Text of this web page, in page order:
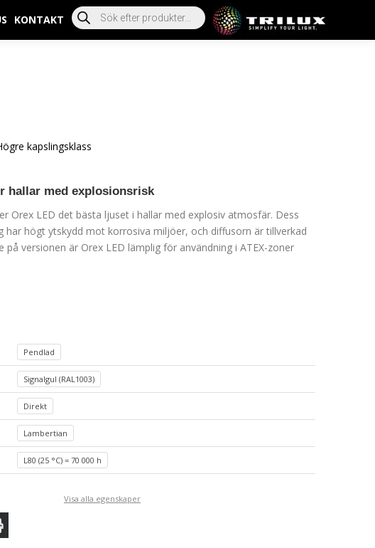
KONTAKT
kapslingsklass
hallar med explosionsrisk
Orex LED det bästa ljuset i hallar med explosiv atmosfär. Dess
har högt ytskydd mot korrosiva miljöer, och diffusorn är tillverkad
på versionen är Orex LED lämplig för användning i ATEX-zoner
Pendlad
Signalgul (RAL1003)
Direkt
Lambertian
L80 (25 °C) = 70 000 h
Visa alla egenskaper